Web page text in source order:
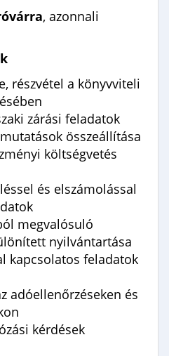
, azonnali
részvétel a könyvviteli
zárási feladatok
összeállítása
költségvetés
és elszámolással
megvalósuló
nyilvántartása
kapcsolatos feladatok
adóellenőrzéseken és
kérdések